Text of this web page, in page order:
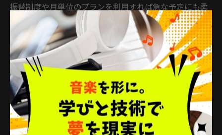
振替制度や月単位のプランを利用すれば急な予定にも柔
軟に対応可能です。
さらに、目標設定を具体的にし、短期間で成果が感じら
れる課題をこなすことで学習の達成感を得やすくなりま
す。例えば「1ヶ月で1曲完成させる」など具体的なゴー
ルを設定することで、挫折率を下げることができます。
実際に、多くの社会人が自分のペースでスキル向上を実
現しています。